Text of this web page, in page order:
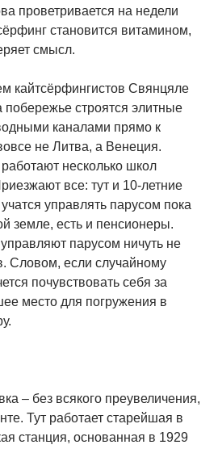
проветривается на недели
становится витамином,
смысл.
кайтсёрфингистов Свянцяле
побережье строятся элитные
каналами прямо к
не Литва, а Венеция.
несколько школ
все: тут и 10-летние
управлять парусом пока
земле, есть и пенсионеры.
парусом ничуть не
Словом, если случайному
почувствовать себя за
место для погружения в
– без всякого преувеличения,
Тут работает старейшая в
станция, основанная в 1929